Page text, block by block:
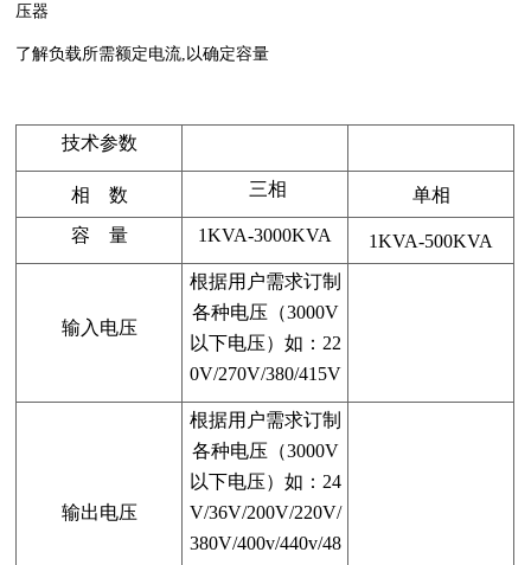
压器
了解负载所需额定电流,以确定容量
技术参数
相 数 三相
单相
容 量
1KVA-3000KVA 1KVA-500KVA
输入电压
根据用户需求订制
各种电压（3000V
以下电压）如：22
0V/270V/380/415V
输出电压
根据用户需求订制
各种电压（3000V
以下电压）如：24
V/36V/200V/220V/
380V/400v/440v/48